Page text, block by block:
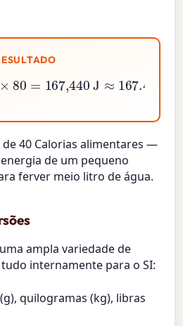
80=167,440 J≈167.4 kJ
de 40 Calorias alimentares —
de um pequeno
ferver meio litro de água.
ampla variedade de
internamente para o SI:
quilogramas (kg), libras